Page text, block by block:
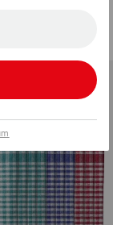
10 pakken